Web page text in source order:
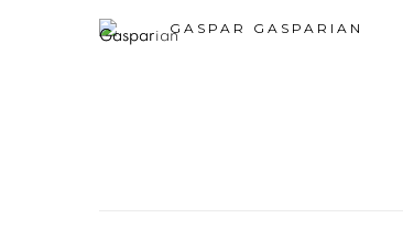
GASPAR GASPARIAN